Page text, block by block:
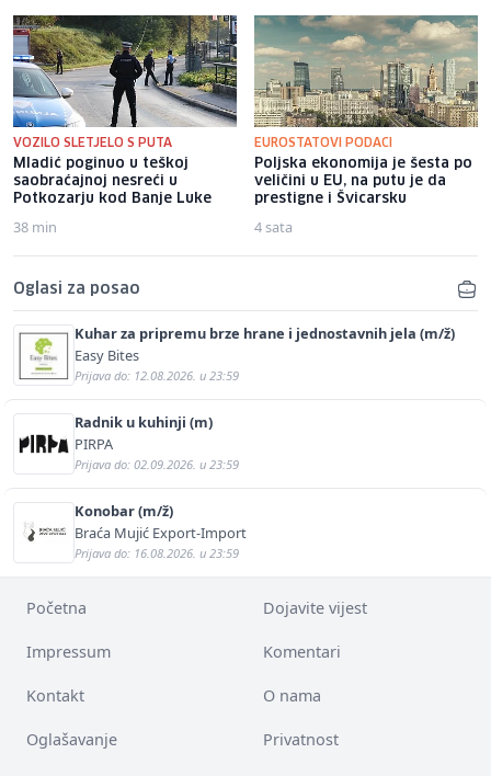
VOZILO SLETJELO S PUTA
Mladić poginuo u teškoj
saobraćajnoj nesreći u
Potkozarju kod Banje Luke
38 min
EUROSTATOVI PODACI
Poljska ekonomija je šesta po
veličini u EU, na putu je da
prestigne i Švicarsku
4 sata
Oglasi za posao
Kuhar za pripremu brze hrane i jednostavnih jela (m/ž)
Easy Bites
Prijava do: 12.08.2026. u 23:59
Radnik u kuhinji (m)
PIRPA
Prijava do: 02.09.2026. u 23:59
Konobar (m/ž)
Braća Mujić Export-Import
Prijava do: 16.08.2026. u 23:59
Početna Dojavite vijest
Impressum Komentari
Kontakt O nama
Oglašavanje Privatnost